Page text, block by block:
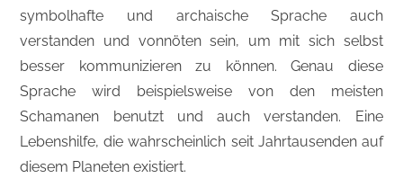
symbolhafte und archaische Sprache auch
verstanden und vonnöten sein, um mit sich selbst
besser kommunizieren zu können. Genau diese
Sprache wird beispielsweise von den meisten
Schamanen benutzt und auch verstanden. Eine
Lebenshilfe, die wahrscheinlich seit Jahrtausenden auf
diesem Planeten existiert.